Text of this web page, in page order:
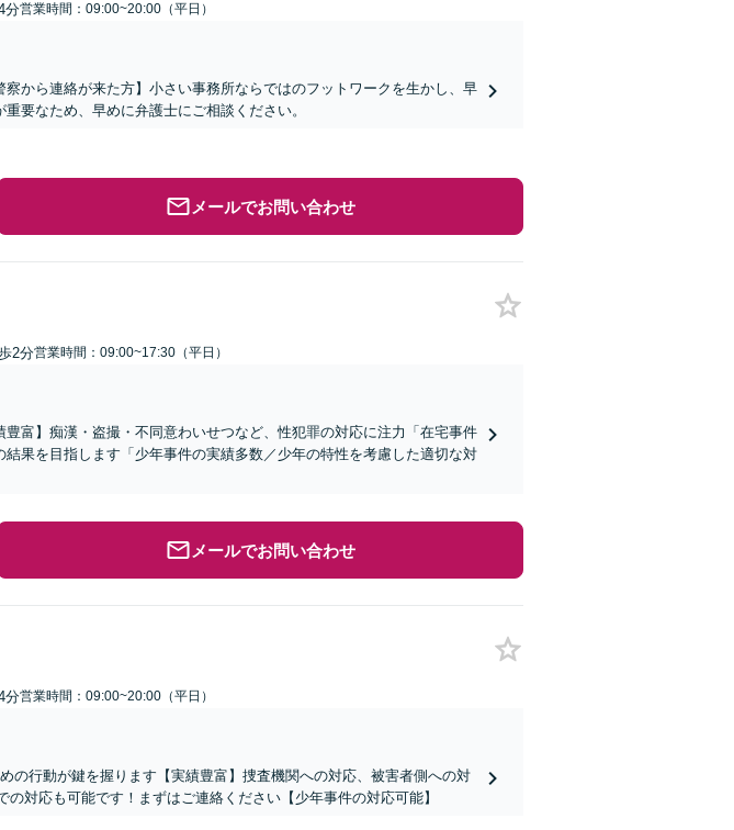
分営業時間：09:00~20:00（平日）
察から連絡が来た方】小さい事務所ならではのフットワークを生かし、早
要なため、早めに弁護士にご相談ください。
メールでお問い合わせ
2分営業時間：09:00~17:30（平日）
豊富】痴漢・盗撮・不同意わいせつなど、性犯罪の対応に注力「在宅事件
果を目指します「少年事件の実績多数／少年の特性を考慮した適切な対
メールでお問い合わせ
分営業時間：09:00~20:00（平日）
の行動が鍵を握ります【実績豊富】捜査機関への対応、被害者側への対
対応も可能です！まずはご連絡ください【少年事件の対応可能】